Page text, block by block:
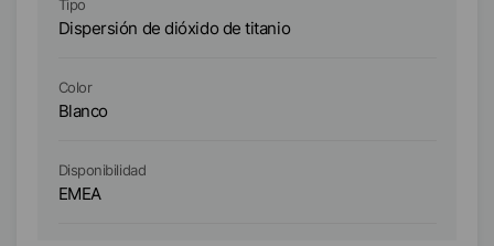
Tipo
Dispersión de dióxido de titanio
Color
Blanco
Disponibilidad
EMEA